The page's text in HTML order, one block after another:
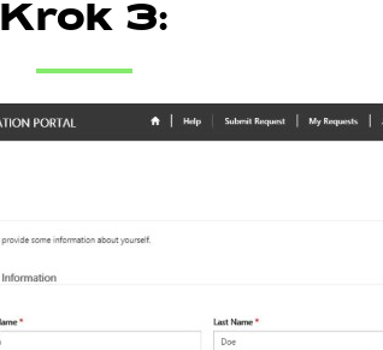
Krok 3: